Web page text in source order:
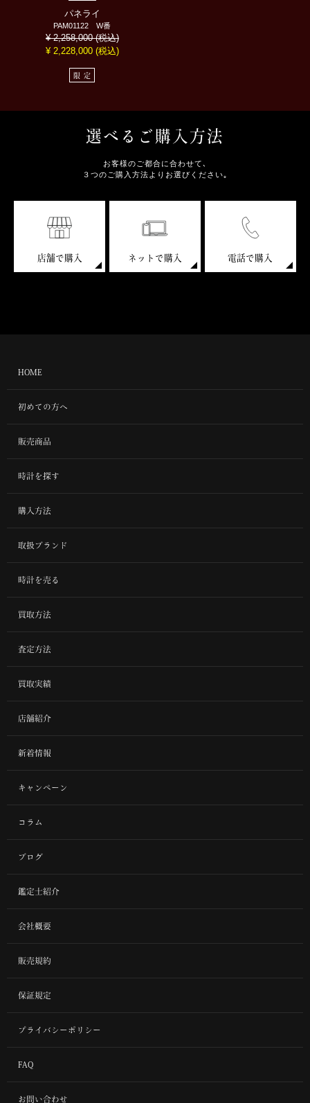
パネライ
PAM01122 W番
¥ 2,258,000(税込)
¥ 2,228,000 (税込)
限定
選べるご購入方法
お客様のご都合に合わせて､
３つのご購入方法よりお選びください｡
店舗で購入 ネットで購入 電話で購入
HOME
初めての方へ
販売商品
時計を探す
購入方法
取扱ブランド
時計を売る
買取方法
査定方法
買取実績
店舗紹介
新着情報
キャンペーン
コラム
ブログ
鑑定士紹介
会社概要
販売規約
保証規定
プライバシーポリシー
FAQ
お問い合わせ